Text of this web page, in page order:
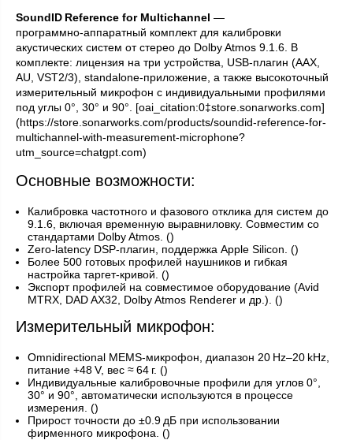
SoundID Reference for Multichannel —
программно‑аппаратный комплект для калибровки
акустических систем от стерео до Dolby Atmos 9.1.6. В
комплекте: лицензия на три устройства, USB‑плагин (AAX,
AU, VST2/3), standalone‑приложение, а также высокоточный
измерительный микрофон с индивидуальными профилями
под углы 0°, 30° и 90°. [oai_citation:0‡store.sonarworks.com]
(https://store.sonarworks.com/products/soundid-reference-for-
multichannel-with-measurement-microphone?
utm_source=chatgpt.com)
Основные возможности:
Калибровка частотного и фазового отклика для систем до
9.1.6, включая временную выравниловку. Совместим со
стандартами Dolby Atmos. ()
Zero‑latency DSP‑плагин, поддержка Apple Silicon. ()
Более 500 готовых профилей наушников и гибкая
настройка таргет‑кривой. ()
Экспорт профилей на совместимое оборудование (Avid
MTRX, DAD AX32, Dolby Atmos Renderer и др.). ()
Измерительный микрофон:
Omnidirectional MEMS‑микрофон, диапазон 20 Hz–20 kHz,
питание +48 V, вес ≈ 64 г. ()
Индивидуальные калибровочные профили для углов 0°,
30° и 90°, автоматически используются в процессе
измерения. ()
Прирост точности до ±0.9 дБ при использовании
фирменного микрофона. ()